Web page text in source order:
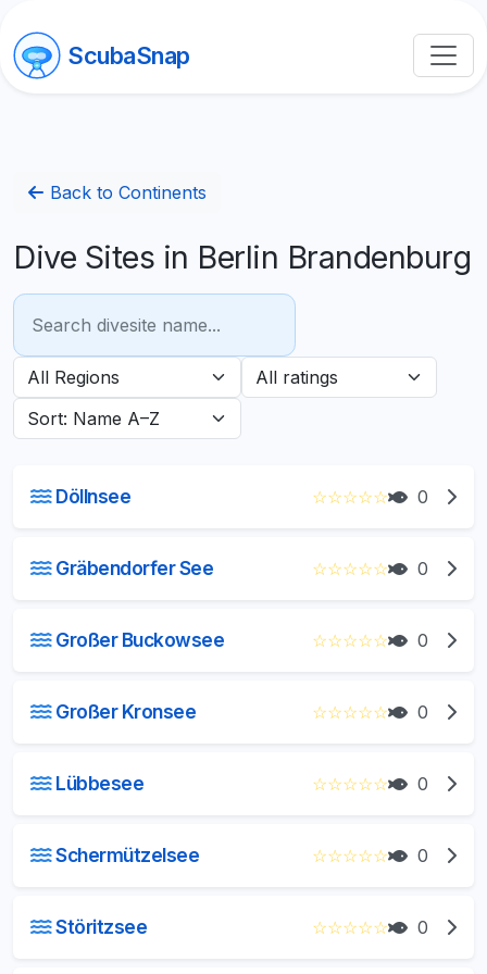
ScubaSnap
Back to Continents
Dive Sites in Berlin Brandenburg
Döllnsee ☆☆☆☆☆ 0
Gräbendorfer See ☆☆☆☆☆ 0
Großer Buckowsee ☆☆☆☆☆ 0
Großer Kronsee ☆☆☆☆☆ 0
Lübbesee ☆☆☆☆☆ 0
Schermützelsee ☆☆☆☆☆ 0
Störitzsee ☆☆☆☆☆ 0